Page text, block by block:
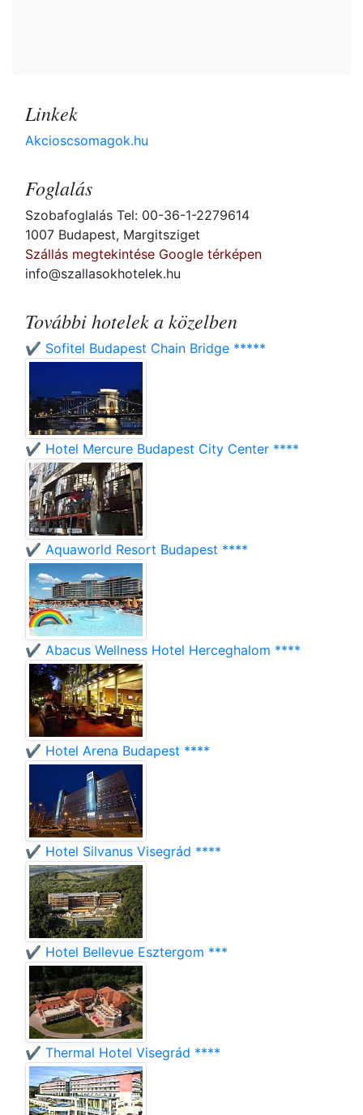
Linkek
Akcioscsomagok.hu
Foglalás
Szobafoglalás Tel: 00-36-1-2279614
1007 Budapest, Margitsziget
Szállás megtekintése Google térképen
info@szallasokhotelek.hu
További hotelek a közelben
✔️ Sofitel Budapest Chain Bridge *****
✔️ Hotel Mercure Budapest City Center ****
✔️ Aquaworld Resort Budapest ****
✔️ Abacus Wellness Hotel Herceghalom ****
✔️ Hotel Arena Budapest ****
✔️ Hotel Silvanus Visegrád ****
✔️ Hotel Bellevue Esztergom ***
✔️ Thermal Hotel Visegrád ****